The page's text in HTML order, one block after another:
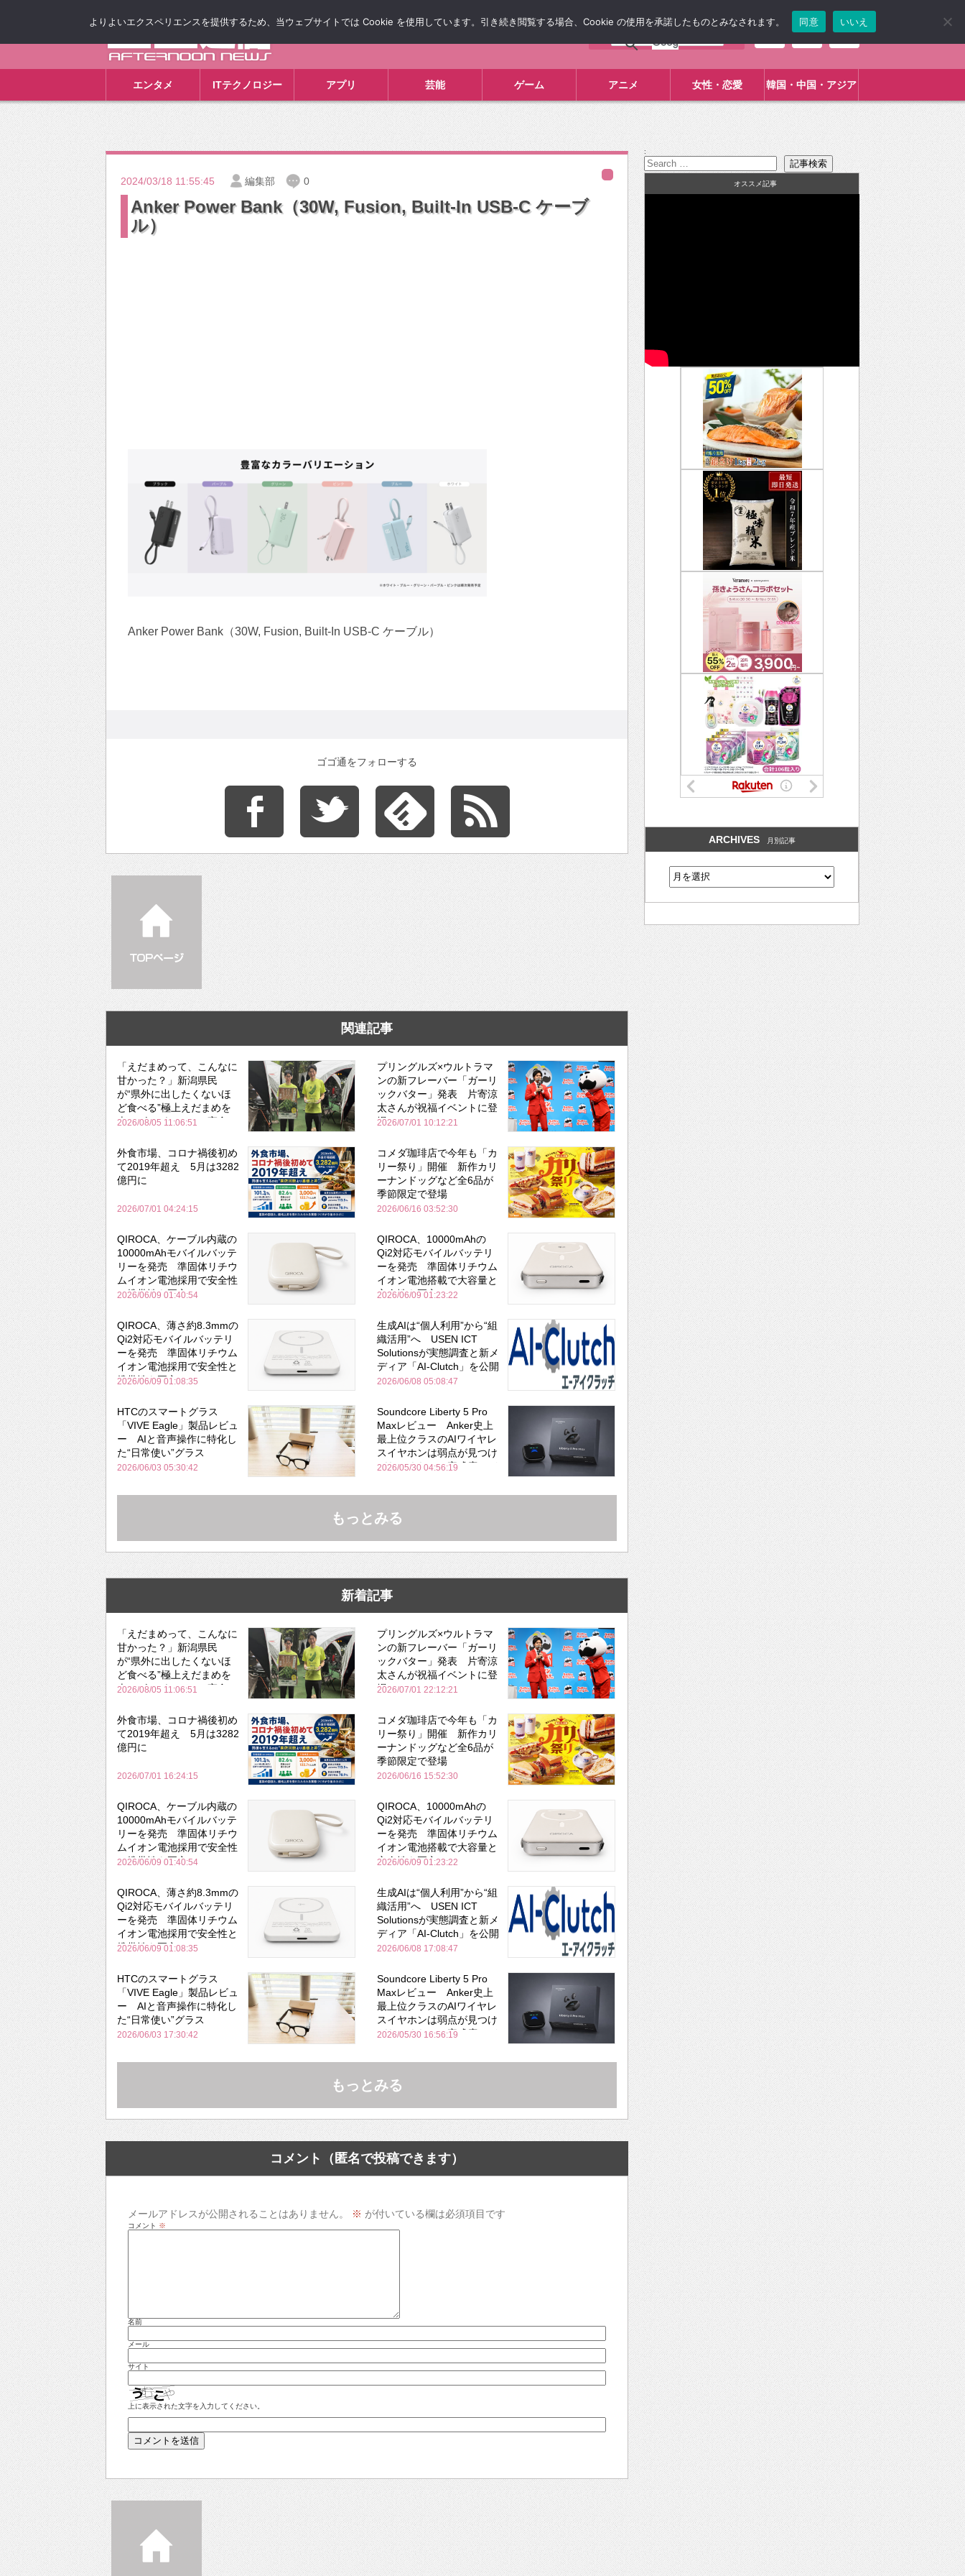
エンタメ ITテクノロジー アプリ 芸能 ゲーム アニメ 女性・恋愛 韓国・中国・アジア
2024/03/18 11:55:45 編集部 0
Anker Power Bank（30W, Fusion, Built-In USB-C ケーブ
ル）
Anker Power Bank（30W, Fusion, Built-In USB-C ケーブル）
ゴゴ通をフォローする
関連記事
「えだまめって、こんなに
甘かった？」新潟県民
が“県外に出したくないほ
ど食べる”極上えだまめを
森のビアガーデンで実食
2026/08/05 11:06:51
プリングルズ×ウルトラマ
ンの新フレーバー「ガーリ
ックバター」発表 片寄涼
太さんが祝福イベントに登
場
2026/07/01 10:12:21
外食市場、コロナ禍後初め
て2019年超え 5月は3282
億円に
2026/07/01 04:24:15
コメダ珈琲店で今年も「カ
リー祭り」開催 新作カリ
ーナンドッグなど全6品が
季節限定で登場
2026/06/16 03:52:30
QIROCA、ケーブル内蔵の
10000mAhモバイルバッテ
リーを発売 準固体リチウ
ムイオン電池採用で安全性
と携帯性を両立
2026/06/09 01:40:54
QIROCA、10000mAhの
Qi2対応モバイルバッテリ
ーを発売 準固体リチウム
イオン電池搭載で大容量と
安全性を両立
2026/06/09 01:23:22
QIROCA、薄さ約8.3mmの
Qi2対応モバイルバッテリ
ーを発売 準固体リチウム
イオン電池採用で安全性と
携帯性を両立
2026/06/09 01:08:35
生成AIは“個人利用”から“組
織活用”へ USEN ICT
Solutionsが実態調査と新メ
ディア「AI-Clutch」を公開
2026/06/08 05:08:47
HTCのスマートグラス
「VIVE Eagle」製品レビュ
ー AIと音声操作に特化し
た“日常使い”グラス
2026/06/03 05:30:42
Soundcore Liberty 5 Pro
Maxレビュー Anker史上
最上位クラスのAIワイヤレ
スイヤホンは弱点が見つけ
づらいくらいの完成度にび
Bose並み
2026/05/30 04:56:19
もっとみる
新着記事
「えだまめって、こんなに
甘かった？」新潟県民
が“県外に出したくないほ
ど食べる”極上えだまめを
森のビアガーデンで実食
2026/08/05 11:06:51
プリングルズ×ウルトラマ
ンの新フレーバー「ガーリ
ックバター」発表 片寄涼
太さんが祝福イベントに登
場
2026/07/01 22:12:21
外食市場、コロナ禍後初め
て2019年超え 5月は3282
億円に
2026/07/01 16:24:15
コメダ珈琲店で今年も「カ
リー祭り」開催 新作カリ
ーナンドッグなど全6品が
季節限定で登場
2026/06/16 15:52:30
QIROCA、ケーブル内蔵の
10000mAhモバイルバッテ
リーを発売 準固体リチウ
ムイオン電池採用で安全性
と携帯性を両立
2026/06/09 01:40:54
QIROCA、10000mAhの
Qi2対応モバイルバッテリ
ーを発売 準固体リチウム
イオン電池搭載で大容量と
安全性を両立
2026/06/09 01:23:22
QIROCA、薄さ約8.3mmの
Qi2対応モバイルバッテリ
ーを発売 準固体リチウム
イオン電池採用で安全性と
携帯性を両立
2026/06/09 01:08:35
生成AIは“個人利用”から“組
織活用”へ USEN ICT
Solutionsが実態調査と新メ
ディア「AI-Clutch」を公開
2026/06/08 17:08:47
HTCのスマートグラス
「VIVE Eagle」製品レビュ
ー AIと音声操作に特化し
た“日常使い”グラス
2026/06/03 17:30:42
Soundcore Liberty 5 Pro
Maxレビュー Anker史上
最上位クラスのAIワイヤレ
スイヤホンは弱点が見つけ
づらいくらいの完成度にび
Bose並み
2026/05/30 16:56:19
もっとみる
コメント（匿名で投稿できます）
メールアドレスが公開されることはありません。 ※ が付いている欄は必須項目です
コメント ※
名前
メール
サイト
上に表示された文字を入力してください。
:
オススメ記事
ARCHIVES 月別記事
よりよいエクスペリエンスを提供するため、当ウェブサイトでは Cookie を使用しています。引き続き閲覧する場合、Cookie の使用を承諾したものとみなされます。 同意 いいえ